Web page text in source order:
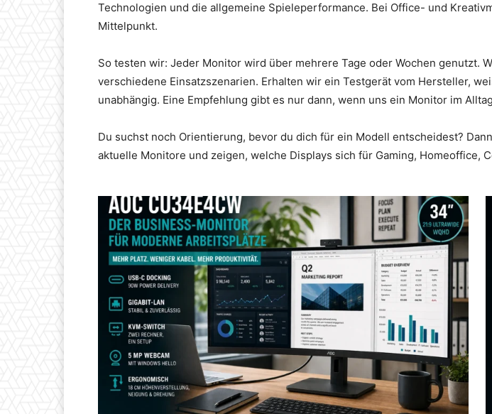
Technologien und die allgemeine Spieleperformance. Bei Office- und
Mittelpunkt.
So testen wir: Jeder Monitor wird über mehrere Tage oder Wochen genutzt.
verschiedene Einsatzszenarien. Erhalten wir ein Testgerät vom Hersteller,
unabhängig. Eine Empfehlung gibt es nur dann, wenn uns ein Monitor im
Du suchst noch Orientierung, bevor du dich für ein Modell entscheidest?
aktuelle Monitore und zeigen, welche Displays sich für Gaming, Homeoffice,